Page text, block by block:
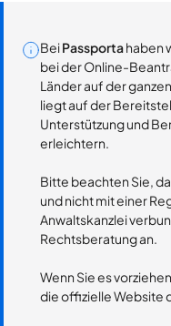
BeiPassportahaben
bei der Online-
Länder auf der
liegt auf der
Unterstützung und
erleichtern.
Bitte beachten Sie,
und nicht mit einer
Anwaltskanzlei
Rechtsberatung an.
Wenn Sie es
die offizielle Website